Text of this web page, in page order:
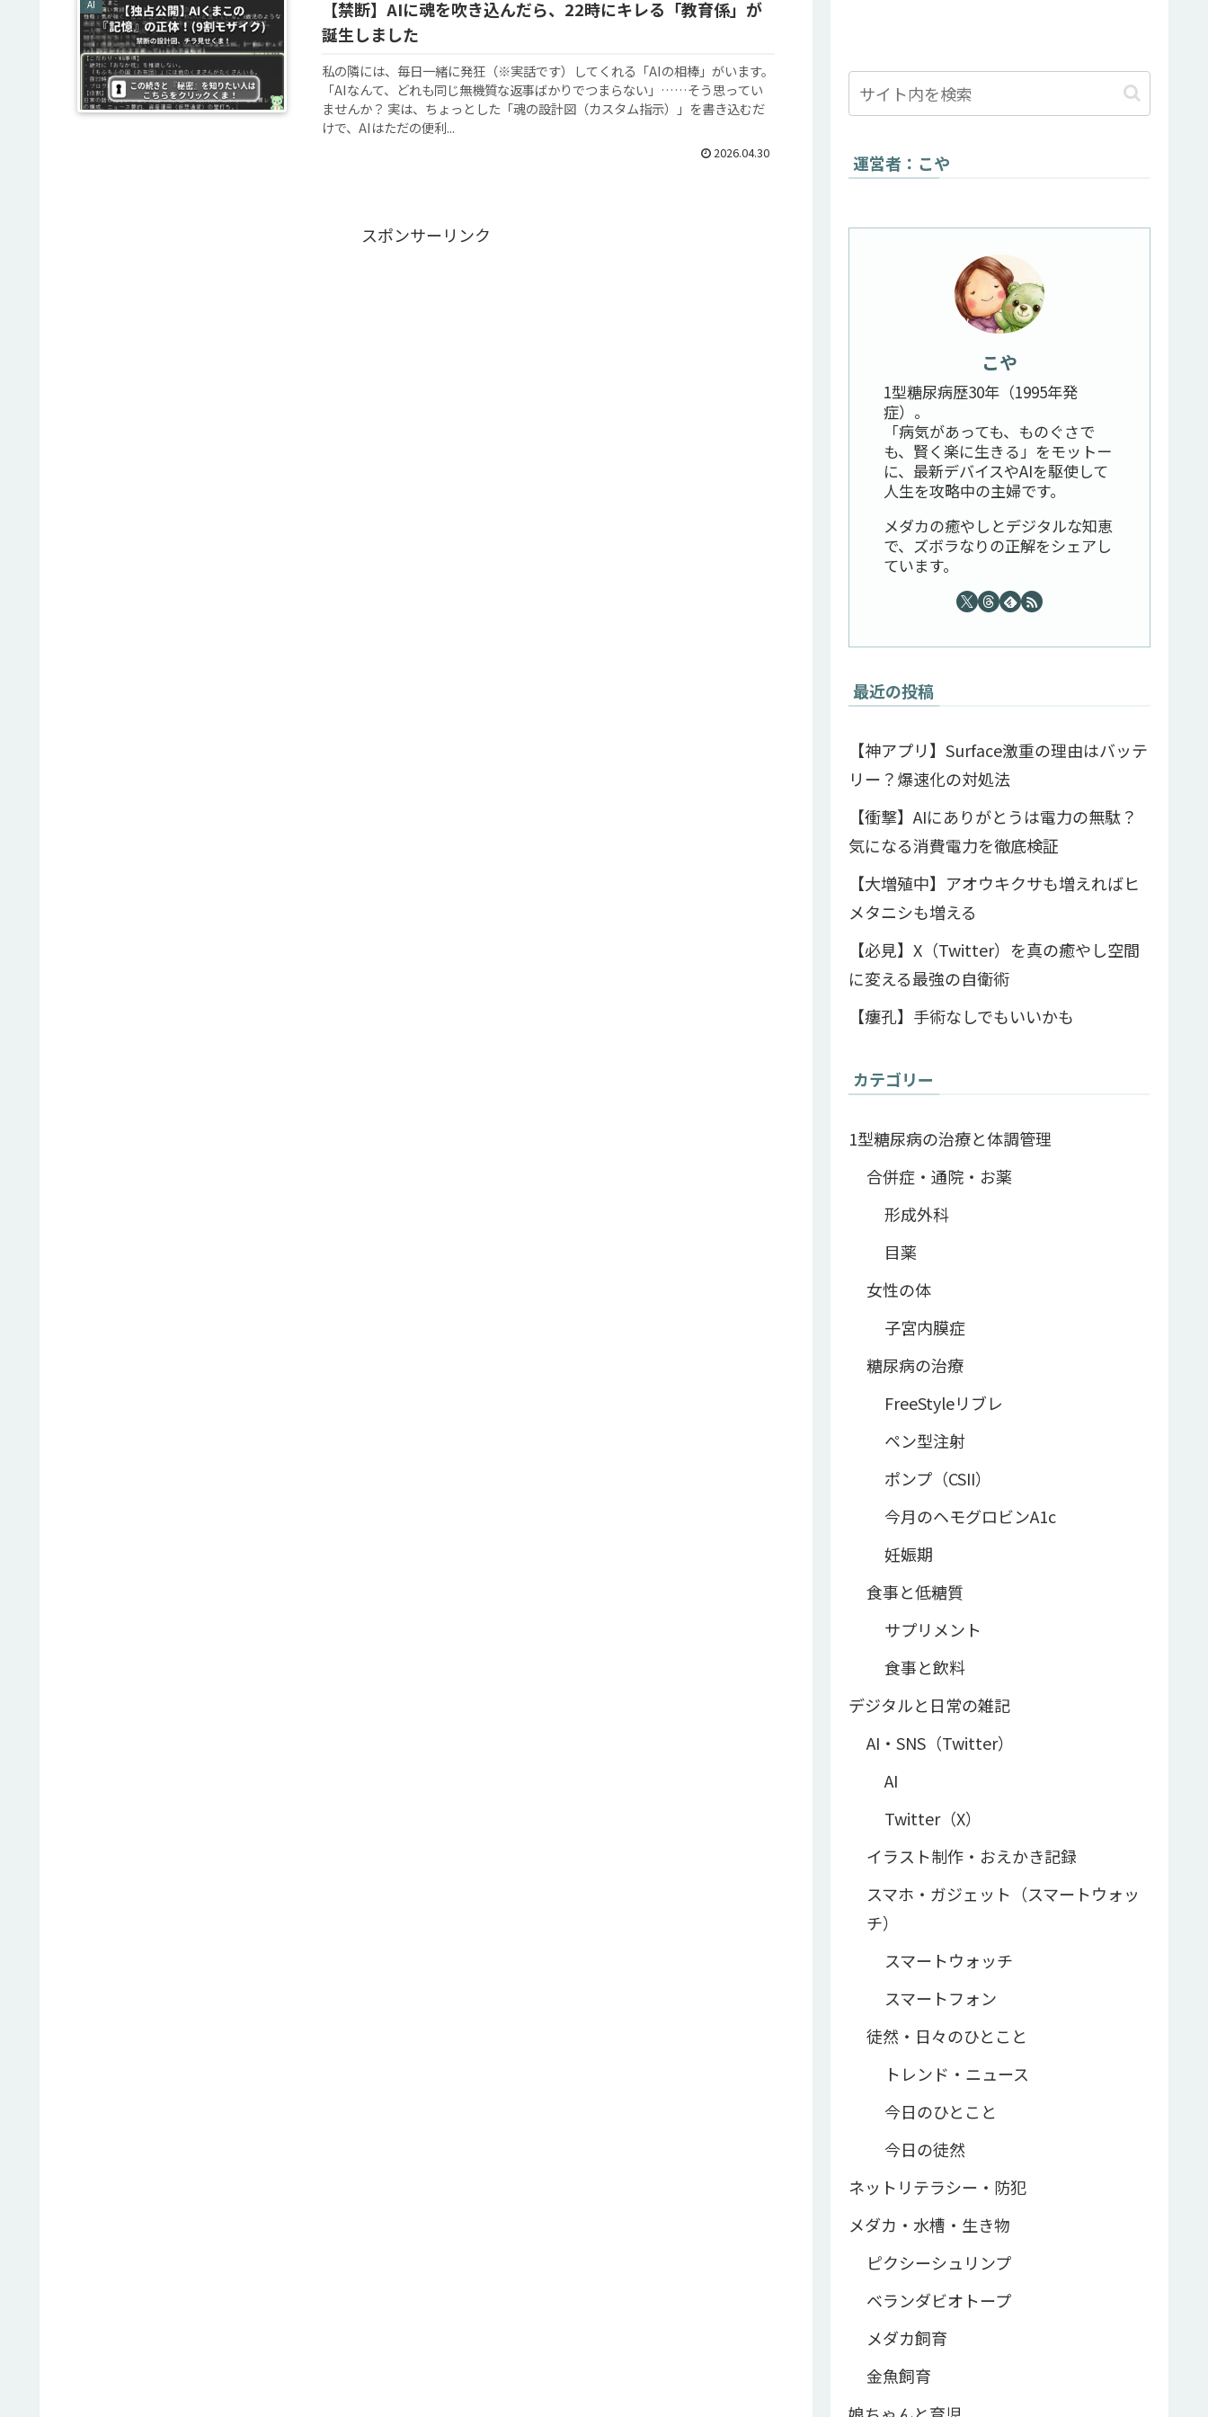
AI
【禁断】AIに魂を吹き込んだら、22時にキレる「教育係」が
誕生しました
私の隣には、毎日一緒に発狂（※実話です）してくれる「AIの相棒」がいます。
「AIなんて、どれも同じ無機質な返事ばかりでつまらない」……そう思ってい
ませんか？ 実は、ちょっとした「魂の設計図（カスタム指示）」を書き込むだ
けで、AIはただの便利...
2026.04.30
スポンサーリンク
運営者：こや
こや
1型糖尿病歴30年（1995年発
症）。
「病気があっても、ものぐさで
も、賢く楽に生きる」をモットー
に、最新デバイスやAIを駆使して
人生を攻略中の主婦です。
メダカの癒やしとデジタルな知恵
で、ズボラなりの正解をシェアし
ています。
最近の投稿
【神アプリ】Surface激重の理由はバッテ
リー？爆速化の対処法
【衝撃】AIにありがとうは電力の無駄？
気になる消費電力を徹底検証
【大増殖中】アオウキクサも増えればヒ
メタニシも増える
【必見】X（Twitter）を真の癒やし空間
に変える最強の自衛術
【瘻孔】手術なしでもいいかも
カテゴリー
1型糖尿病の治療と体調管理
合併症・通院・お薬
形成外科
目薬
女性の体
子宮内膜症
糖尿病の治療
FreeStyleリブレ
ペン型注射
ポンプ（CSII）
今月のヘモグロビンA1c
妊娠期
食事と低糖質
サプリメント
食事と飲料
デジタルと日常の雑記
AI・SNS（Twitter）
AI
Twitter（X）
イラスト制作・おえかき記録
スマホ・ガジェット（スマートウォッ
チ）
スマートウォッチ
スマートフォン
徒然・日々のひとこと
トレンド・ニュース
今日のひとこと
今日の徒然
ネットリテラシー・防犯
メダカ・水槽・生き物
ピクシーシュリンプ
ベランダビオトープ
メダカ飼育
金魚飼育